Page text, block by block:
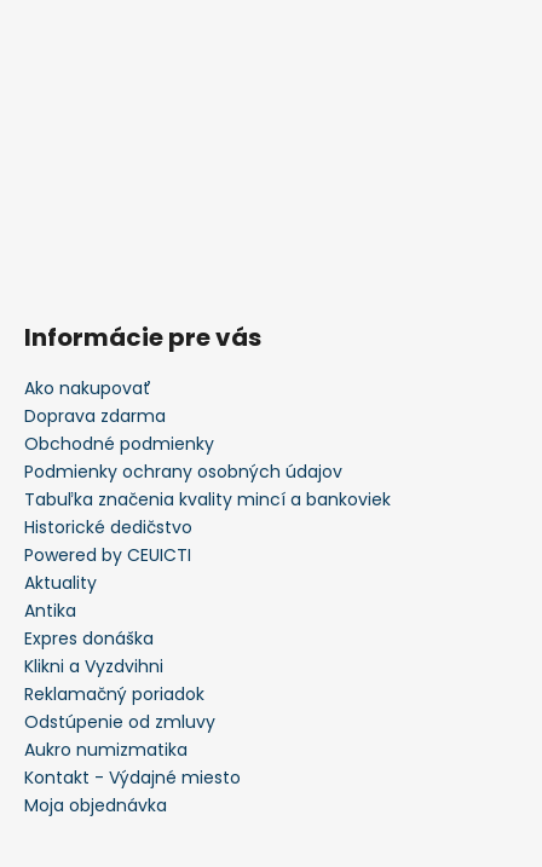
Informácie pre vás
Ako nakupovať
Doprava zdarma
Obchodné podmienky
Podmienky ochrany osobných údajov
Tabuľka značenia kvality mincí a bankoviek
Historické dedičstvo
Powered by CEUICTI
Aktuality
Antika
Expres donáška
Klikni a Vyzdvihni
Reklamačný poriadok
Odstúpenie od zmluvy
Aukro numizmatika
Kontakt - Výdajné miesto
Moja objednávka